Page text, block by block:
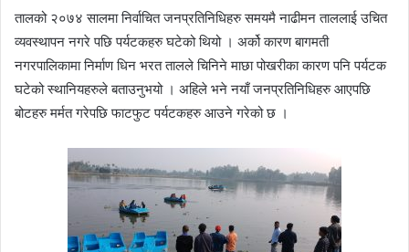
तालको २०७४ सालमा निर्वाचित जनप्रतिनिधिहरु समयमै नाढीमन ताललाई उचित
व्यवस्थापन नगरे पछि पर्यटकहरु घटेको थियो । अर्को कारण बागमती
नगरपालिकामा निर्माण धिन भरत तालले चिनिने माछा पोखरीका कारण पनि पर्यटक
घटेको स्थानियहरुले बताउनुभयो । अहिले भने नयाँ जनप्रतिनिधिहरु आएपछि
बोटहरु मर्मत गरेपछि फाटफुट पर्यटकहरु आउने गरेको छ ।